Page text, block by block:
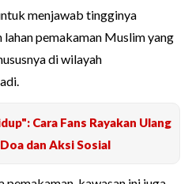
menjawab tingginya
pemakaman Muslim yang
di wilayah
Cara Fans Rayakan Ulang
dan Aksi Sosial